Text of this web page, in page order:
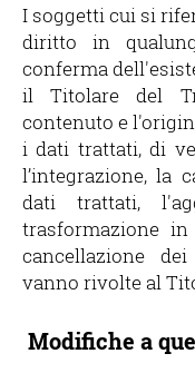
I soggetti cui si
diritto in
conferma
il Titolare del
contenuto e
i dati trattati, di
l’integrazione, la
dati trattati,
trasformazione
cancellazione
vanno rivolte al
Modifiche a